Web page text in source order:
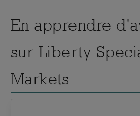
En apprendre
sur Liberty
Markets